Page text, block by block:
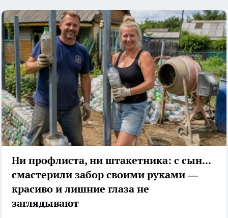
Ни профлиста, ни штакетника: с сыном
смастерили забор своими руками —
красиво и лишние глаза не
заглядывают